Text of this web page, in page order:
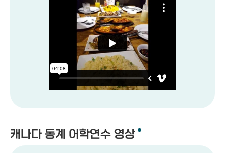
캐나다 동계 어학연수 영상